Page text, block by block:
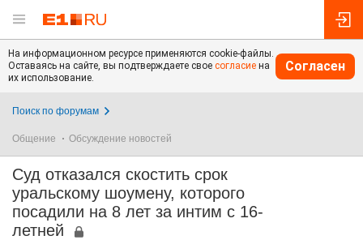
На информационном ресурсе применяются cookie-файлы.
Оставаясь на сайте, вы подтверждаете свое согласие на
их использование.
Согласен
Поиск по форумам
Общение Обсуждение новостей
Суд отказался скостить срок
уральскому шоумену, которого
посадили на 8 лет за интим с 16-
летней